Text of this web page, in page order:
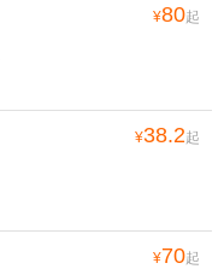
¥80起
¥38.2起
¥70起